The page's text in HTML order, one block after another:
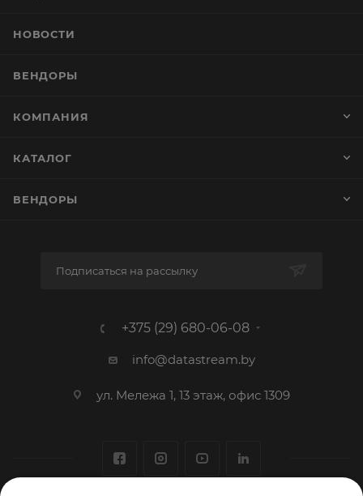
НОВОСТИ
ВЕНДОРЫ
КОМПАНИЯ
КАТАЛОГ
ВЕНДОРЫ
Подписаться на рассылку
+375 (29) 680-06-08
info@datastream.by
ул. Мележа 1, 13 этаж, офис 1309